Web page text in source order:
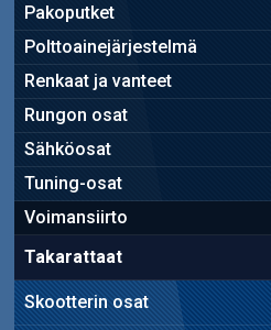
Pakoputket
Polttoainejärjestelmä
Renkaat ja vanteet
Rungon osat
Sähköosat
Tuning-osat
Voimansiirto
Takarattaat
Skootterin osat